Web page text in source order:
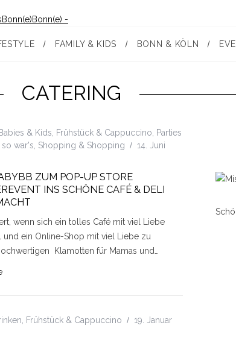
FAMILY & KIDS BONN & KÖLN
CATERING
Babies & Kids Frühstück & Cappuccino
Parties
war's Shopping & Shopping
14. Juni
ZUM POP-UP STORE
INS SCHÖNE CAFÉ & DELI
wenn sich ein tolles Café mit viel Liebe
und ein Online-Shop mit viel Liebe zu
Klamotten für Mamas und…
Frühstück & Cappuccino
19. Januar